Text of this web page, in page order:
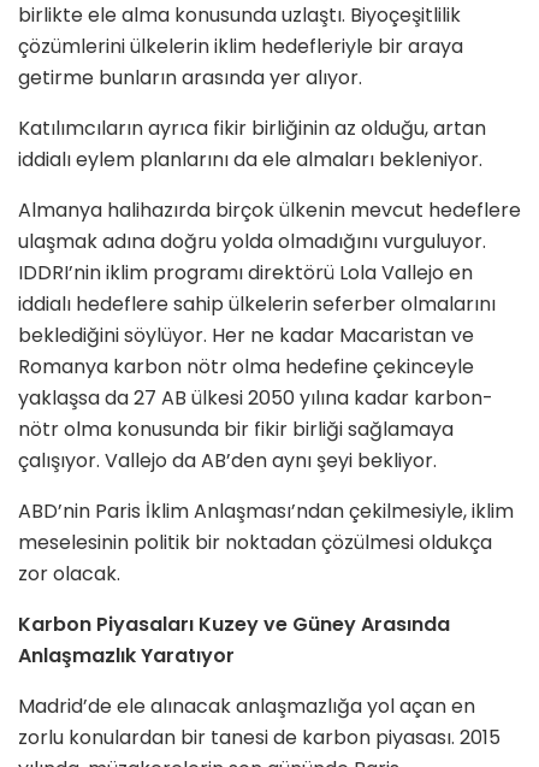
birlikte ele alma konusunda uzlaştı. Biyoçeşitlilik
çözümlerini ülkelerin iklim hedefleriyle bir araya
getirme bunların arasında yer alıyor.
Katılımcıların ayrıca fikir birliğinin az olduğu, artan
iddialı eylem planlarını da ele almaları bekleniyor.
Almanya halihazırda birçok ülkenin mevcut hedeflere
ulaşmak adına doğru yolda olmadığını vurguluyor.
IDDRI’nin iklim programı direktörü Lola Vallejo en
iddialı hedeflere sahip ülkelerin seferber olmalarını
beklediğini söylüyor. Her ne kadar Macaristan ve
Romanya karbon nötr olma hedefine çekinceyle
yaklaşsa da 27 AB ülkesi 2050 yılına kadar karbon-
nötr olma konusunda bir fikir birliği sağlamaya
çalışıyor. Vallejo da AB’den aynı şeyi bekliyor.
ABD’nin Paris İklim Anlaşması’ndan çekilmesiyle, iklim
meselesinin politik bir noktadan çözülmesi oldukça
zor olacak.
Karbon Piyasaları Kuzey ve Güney Arasında
Anlaşmazlık Yaratıyor
Madrid’de ele alınacak anlaşmazlığa yol açan en
zorlu konulardan bir tanesi de karbon piyasası. 2015